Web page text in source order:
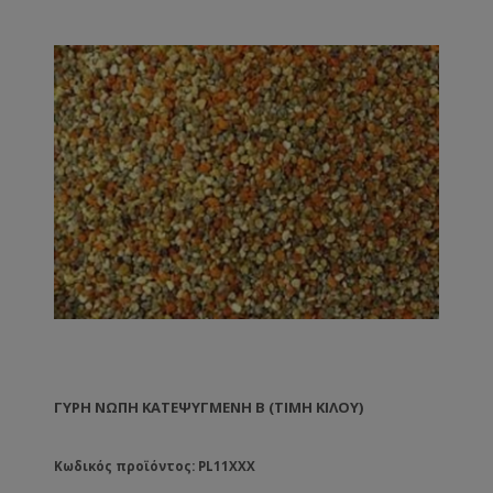
ΓΎΡΗ ΝΩΠΉ ΚΑΤΕΨΥΓΜΈΝΗ Β (ΤΙΜΉ ΚΙΛΟΎ)
Κωδικός προϊόντος: PL11XXX